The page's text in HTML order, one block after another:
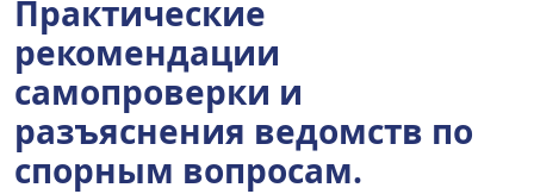
Практические
рекомендации
самопроверки и
разъяснения ведомств по
спорным вопросам.